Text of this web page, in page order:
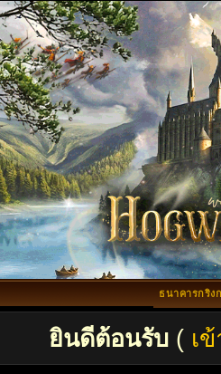
ธนาคารกริง
ยินดีต้อนรับ( เ